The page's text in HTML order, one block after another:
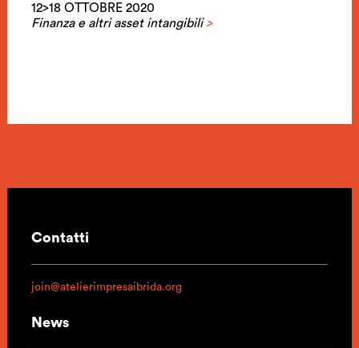
12>18 OTTOBRE 2020
Finanza e altri asset intangibili>
Contatti
join@atelierimpresaibrida.org
News